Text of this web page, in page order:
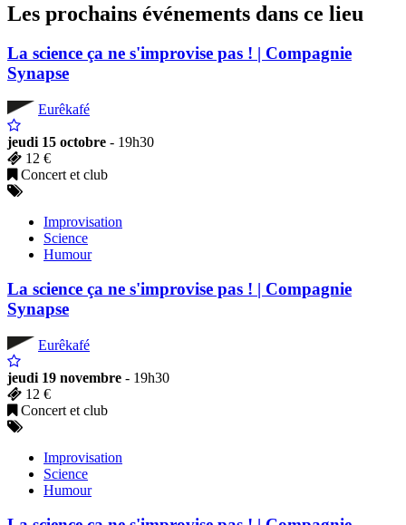
Les prochains événements dans ce lieu
La science ça ne s'improvise pas ! | Compagnie
Synapse
Eurêkafé
jeudi 15 octobre - 19h30
12 €
Concert et club
Improvisation
Science
Humour
La science ça ne s'improvise pas ! | Compagnie
Synapse
Eurêkafé
jeudi 19 novembre - 19h30
12 €
Concert et club
Improvisation
Science
Humour